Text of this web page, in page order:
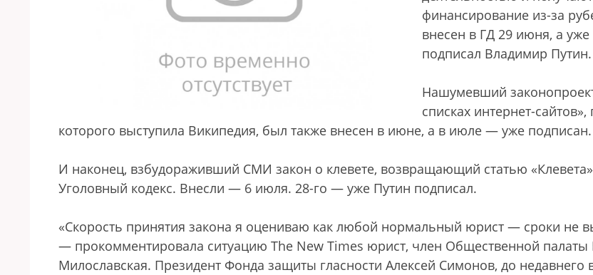
финансирование из-за
внесен в ГД 29 июня, а
подписал Владимир Путин.
Нашумевший
списках интернет-сайтов»,
которого выступила Википедия, был также внесен в июне, а в июле — уже подписан.
И наконец, взбудораживший СМИ закон о клевете, возвращающий статью
Уголовный кодекс. Внесли — 6 июля. 28-го — уже Путин подписал.
«Скорость принятия закона я оцениваю как любой нормальный юрист — сроки не
— прокомментировала ситуацию The New Times юрист, член Общественной
Милославская. Президент Фонда защиты гласности Алексей Симонов, до